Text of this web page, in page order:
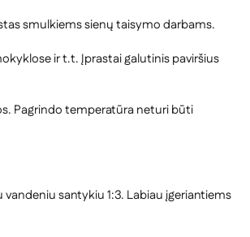
smulkiems sienų taisymo darbams.
ir t.t. Įprastai galutinis paviršius
Pagrindo temperatūra neturi būti
santykiu 1:3. Labiau įgeriantiems